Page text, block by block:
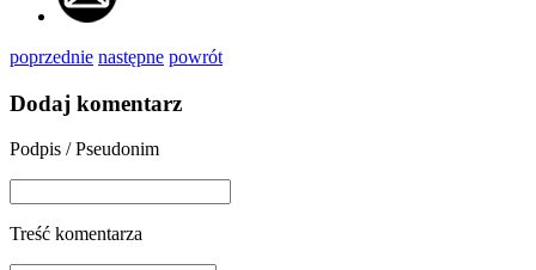
poprzednie następne powrót
Dodaj komentarz
Podpis / Pseudonim
Treść komentarza